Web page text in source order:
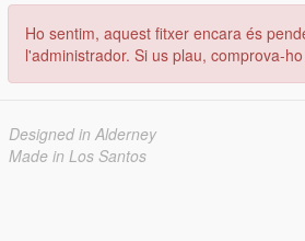
Ho sentim, aquest fitxer encara és
l'administrador. Si us plau, comprova-
Designed in Alderney
Made in Los Santos